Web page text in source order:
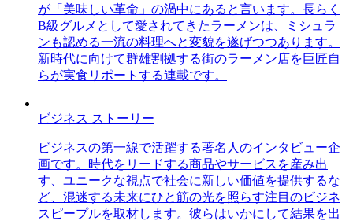
が「美味しい革命」の渦中にあると言います。長らく
B級グルメとして愛されてきたラーメンは、ミシュラ
ンも認める一流の料理へと変貌を遂げつつあります。
新時代に向けて群雄割拠する街のラーメン店を巨匠自
らが実食リポートする連載です。
ビジネス ストーリー
ビジネスの第一線で活躍する著名人のインタビュー企
画です。時代をリードする商品やサービスを産み出
す、ユニークな視点で社会に新しい価値を提供するな
ど、混迷する未来にひと筋の光を照らす注目のビジネ
スピープルを取材します。彼らはいかにして結果を出